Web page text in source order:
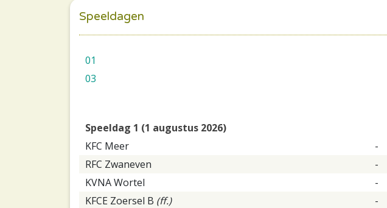
Speeldagen
01
03
Speeldag 1 (1 augustus 2026)
KFC Meer
-
RFC Zwaneven
-
KVNA Wortel
-
KFCE Zoersel B (ff.) -